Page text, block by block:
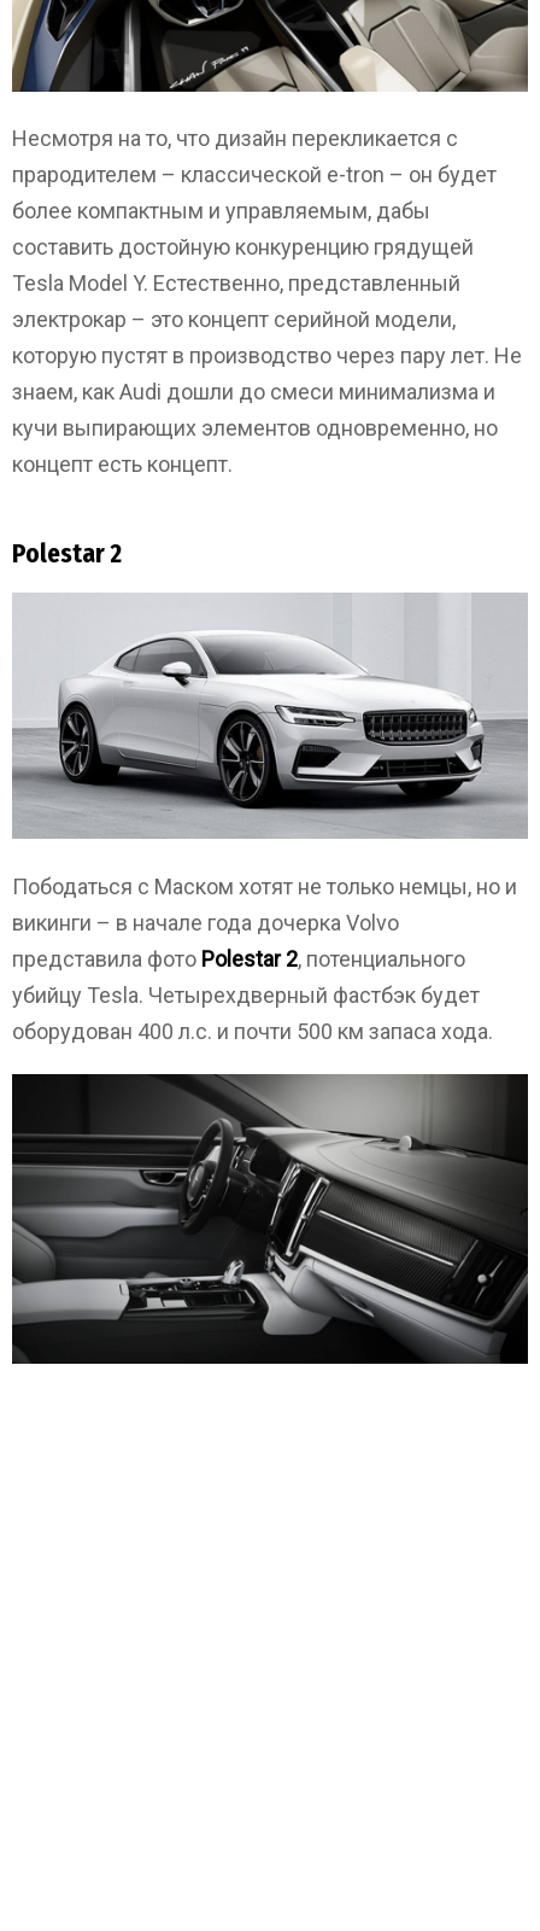
Несмотря на то, что дизайн перекликается с
прародителем – классической e-tron – он будет
более компактным и управляемым, дабы
составить достойную конкуренцию грядущей
Tesla Model Y. Естественно, представленный
электрокар – это концепт серийной модели,
которую пустят в производство через пару лет. Не
знаем, как Audi дошли до смеси минимализма и
кучи выпирающих элементов одновременно, но
концепт есть концепт.
Polestar 2
Пободаться с Маском хотят не только немцы, но и
викинги – в начале года дочерка Volvo
представила фото Polestar 2, потенциального
убийцу Tesla. Четырехдверный фастбэк будет
оборудован 400 л.с. и почти 500 км запаса хода.